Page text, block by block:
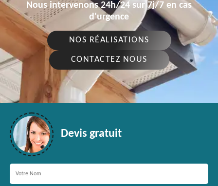
Nous intervenons 24h/24 sur 7j/7 en cas
d'urgence
NOS RÉALISATIONS
CONTACTEZ NOUS
Devis gratuit